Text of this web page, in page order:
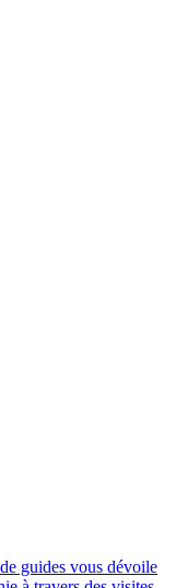
guides vous dévoile